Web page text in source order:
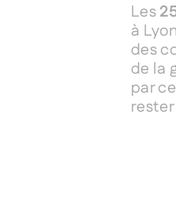
Les
à
des
de la
par